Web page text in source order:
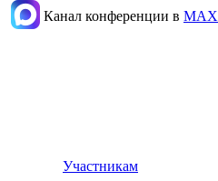
Канал конференции в МАХ
Участникам